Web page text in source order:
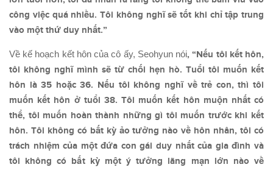
công việc quá nhiều. Tôi không nghĩ sẽ tốt khi chỉ tập trung
vào một thứ duy nhất.”
Về kế hoạch kết hôn của cô ấy, Seohyun nói, “Nếu tôi kết hôn,
tôi không nghĩ mình sẽ từ chối hẹn hò. Tuổi tôi muốn kết
hôn là 35 hoặc 36. Nếu tôi không nghĩ về trẻ con, thì tôi
muốn kết hôn ở tuổi 38. Tôi muốn kết hôn muộn nhất có
thể, tôi muốn hoàn thành những gì tôi muốn trước khi kết
hôn. Tôi không có bất kỳ ảo tưởng nào về hôn nhân, tôi có
trách nhiệm của một đứa con gái duy nhất của gia đình và
tôi không có bất kỳ một ý tưởng lãng mạn lớn nào về